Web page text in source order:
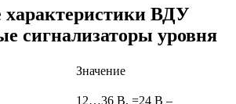
ВДУ
сигнализаторы уровня
Значение
12…36 В, =24 В –